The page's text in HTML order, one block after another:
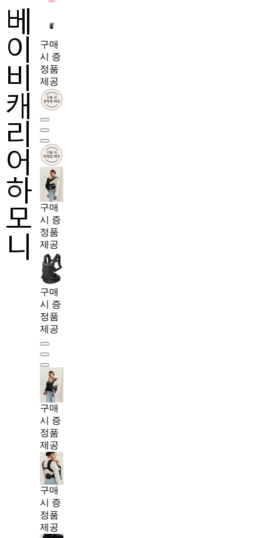
베
이
비
캐
리
어
하
모
니
구매
시 증
정품
제공
구매
시 증
정품
제공
구매
시 증
정품
제공
구매
시 증
정품
제공
구매
시 증
정품
제공